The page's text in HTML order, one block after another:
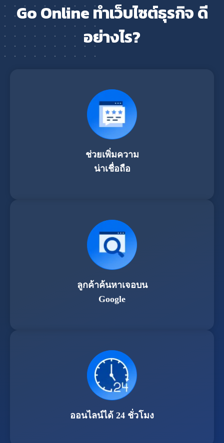
Go Online ทำเว็บไซต์ธุรกิจ ดี
อย่างไร?
ช่วยเพิ่มความ
น่าเชื่อถือ
ลูกค้าค้นหาเจอบน
Google
ออนไลน์ได้ 24 ชั่วโมง